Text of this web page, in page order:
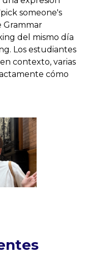
someone's
Grammar
del mismo día
Los estudiantes
contexto, varias
cómo